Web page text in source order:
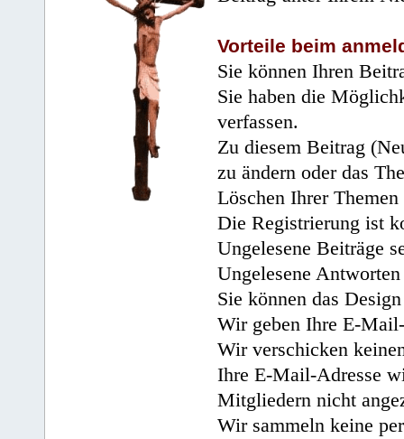
Vorteile beim
Sie können Ihren
Sie haben die
verfassen.
Zu diesem Beitrag
zu ändern oder das
Löschen Ihrer
Die Registrierung ist
Ungelesene Beiträge
Ungelesene
Sie können das
Wir geben Ihre E-
Wir verschicken
Ihre E-Mail-Adresse
Mitgliedern nicht
Wir sammeln keine